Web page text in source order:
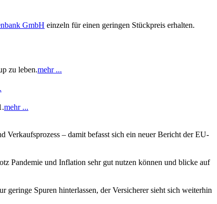
GmbH einzeln für einen geringen Stückpreis erhalten.
zu leben.mehr ...
mehr ...
– damit befasst sich ein neuer Bericht der EU-
Pandemie und Inflation sehr gut nutzen können und blicke auf
Spuren hinterlassen, der Versicherer sieht sich weiterhin